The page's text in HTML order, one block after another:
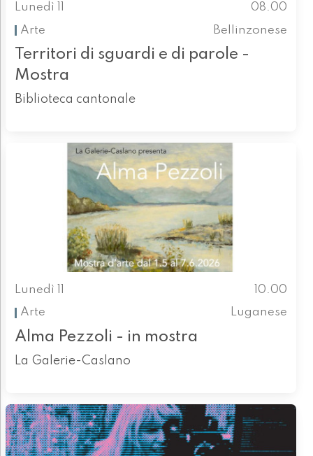
Lunedì 11
08.00
Arte
Bellinzonese
Territori di sguardi e di parole -
Mostra
Biblioteca cantonale
Lunedì 11
10.00
Arte
Luganese
Alma Pezzoli - in mostra
La Galerie-Caslano